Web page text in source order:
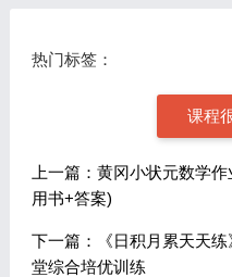
热门标签：
课程
上一篇：黄冈小状元数学
用书+答案)
下一篇：《日积月累天天
堂综合培优训练